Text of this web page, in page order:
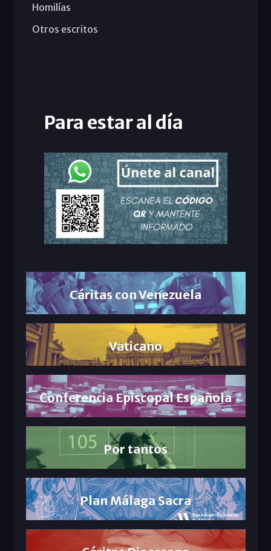
Homilías
Otros escritos
Para estar al día
Cáritas con Venezuela
Vaticano
Conferencia Episcopal Española
Por tantos
Plan Málaga Sacra